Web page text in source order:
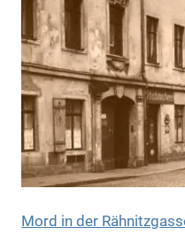
Mord in der